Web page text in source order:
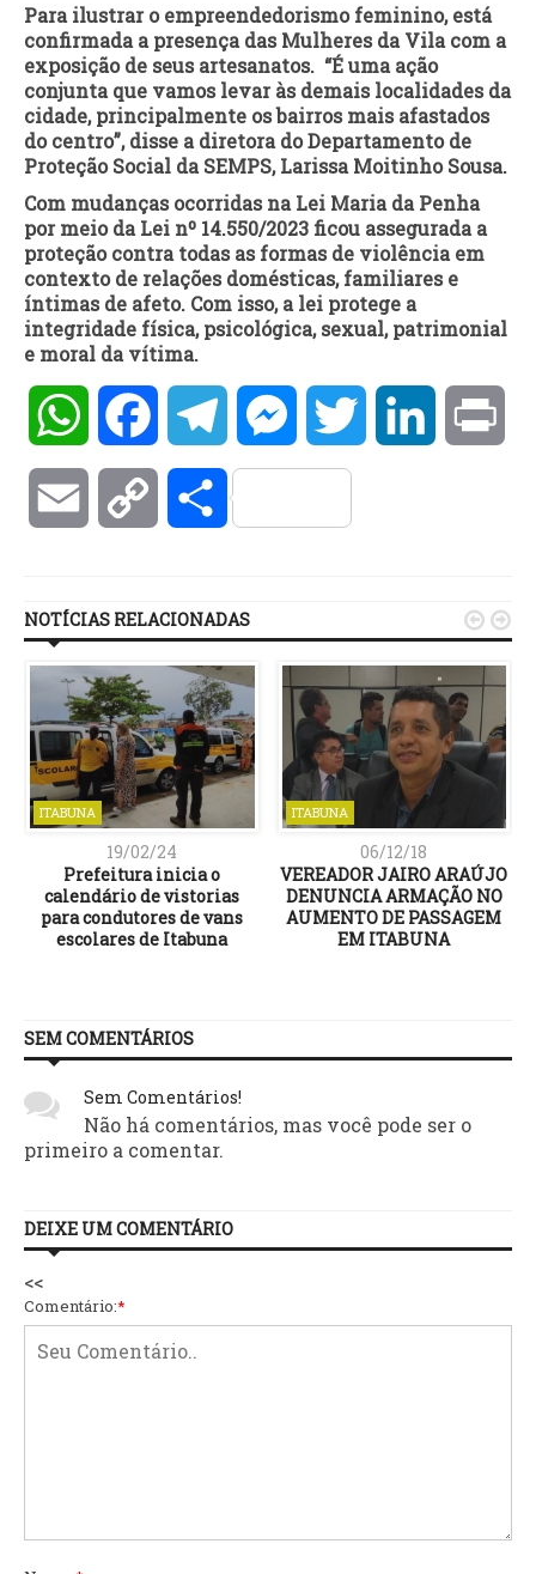
Para ilustrar o empreendedorismo feminino, está
confirmada a presença das Mulheres da Vila com a
exposição de seus artesanatos. “É uma ação
conjunta que vamos levar às demais localidades da
cidade, principalmente os bairros mais afastados
do centro”, disse a diretora do Departamento de
Proteção Social da SEMPS, Larissa Moitinho Sousa.
Com mudanças ocorridas na Lei Maria da Penha
por meio da Lei nº 14.550/2023 ficou assegurada a
proteção contra todas as formas de violência em
contexto de relações domésticas, familiares e
íntimas de afeto. Com isso, a lei protege a
integridade física, psicológica, sexual, patrimonial
e moral da vítima.
WhatsAppFacebookTelegramMessengerTwitter LinkedIn
Email Copy Compartilhar
NOTÍCIAS RELACIONADAS
ITABUNA
19/02/24
Prefeitura inicia o
calendário de vistorias
para condutores de vans
escolares de Itabuna
ITABUNA
06/12/18
VEREADOR JAIRO ARAÚJO
DENUNCIA ARMAÇÃO NO
AUMENTO DE PASSAGEM
EM ITABUNA
 
SEM COMENTÁRIOS
Sem Comentários!
Não há comentários, mas você pode ser o
primeiro a comentar.
DEIXE UM COMENTÁRIO
<<
Comentário:*